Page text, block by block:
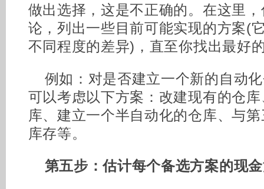
做出选择，这是不正确的。在这里
论，列出一些目前可能实现的方案(
不同程度的差异)，直至你找出最好
例如：对是否建立一个新的自动
可以考虑以下方案：改建现有的仓
库、建立一个半自动化的仓库、与
库存等。
第五步：估计每个备选方案的现